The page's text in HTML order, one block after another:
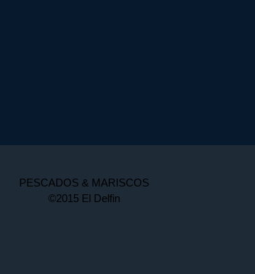
PESCADOS & MARISCOS
©2015 El Delfin